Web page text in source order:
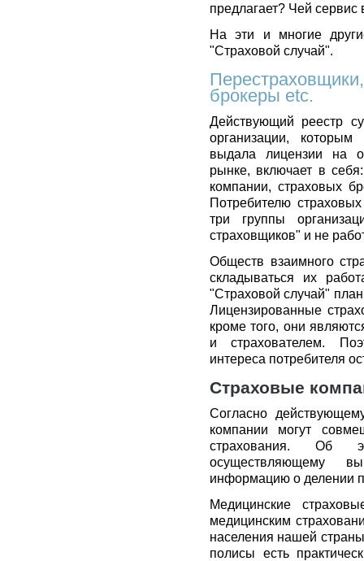
предлагает? Чей
На эти и многие
"Страховой случай".
брокеры etc.
Действующий реестр
организации,
выдала лицензии на
рынке, включает в
компании, страховых
Потребителю
три группы
страховщиков" и не
Обществ взаимного
складываться их
"Страховой случай"
Лицензированные
кроме того, они
и страхователем.
интереса потребителя
Страховые
Согласно
компании могут
страхования. Об
осуществляющему
информацию о делении
Медицинские
медицинским
населения нашей
полисы есть